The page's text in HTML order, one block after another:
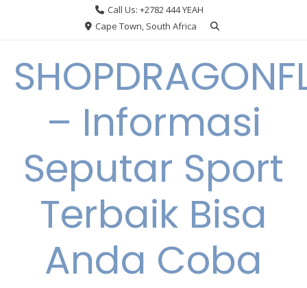
Call Us: +2782 444 YEAH
Cape Town, South Africa
– Informasi
Seputar Sport
Terbaik Bisa
Anda Coba